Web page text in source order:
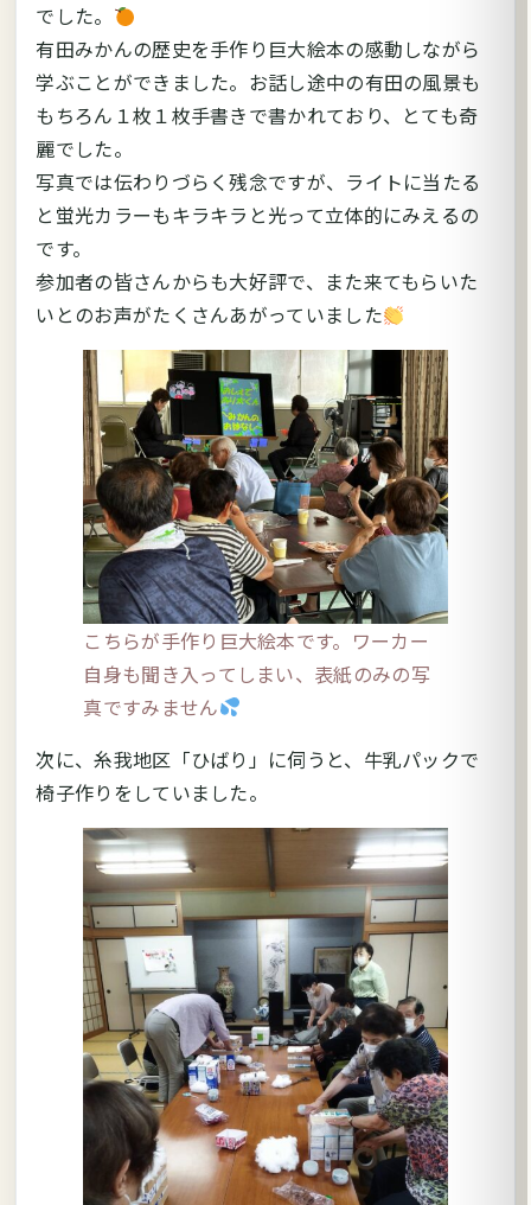
でした。
有田みかんの歴史を手作り巨大絵本の感動しながら
学ぶことができました。お話し途中の有田の風景も
もちろん１枚１枚手書きで書かれており、とても奇
麗でした。
写真では伝わりづらく残念ですが、ライトに当たる
と蛍光カラーもキラキラと光って立体的にみえるの
です。
参加者の皆さんからも大好評で、また来てもらいた
いとのお声がたくさんあがっていました
こちらが手作り巨大絵本です。ワーカー
自身も聞き入ってしまい、表紙のみの写
真ですみません
次に、糸我地区「ひばり」に伺うと、牛乳パックで
椅子作りをしていました。